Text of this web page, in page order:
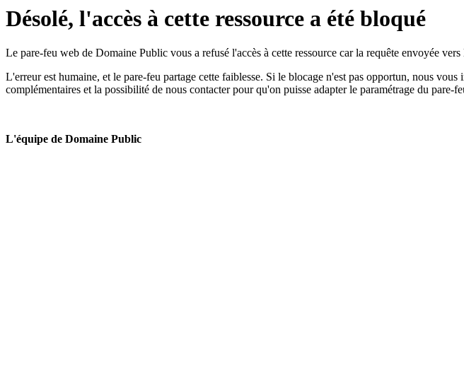
Désolé, l'accès à cette ressource a été bloqué
Le pare-feu web de Domaine Public vous a refusé l'accès à cette ressource car la requête envoyée vers
L'erreur est humaine, et le pare-feu partage cette faiblesse. Si le blocage n'est pas opportun, nous vous
complémentaires et la possibilité de nous contacter pour qu'on puisse adapter le paramétrage du pare-
L'équipe de Domaine Public